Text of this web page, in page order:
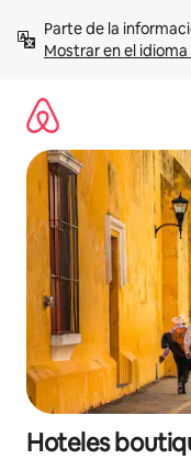
contenidoMostrar en el
Hoteles